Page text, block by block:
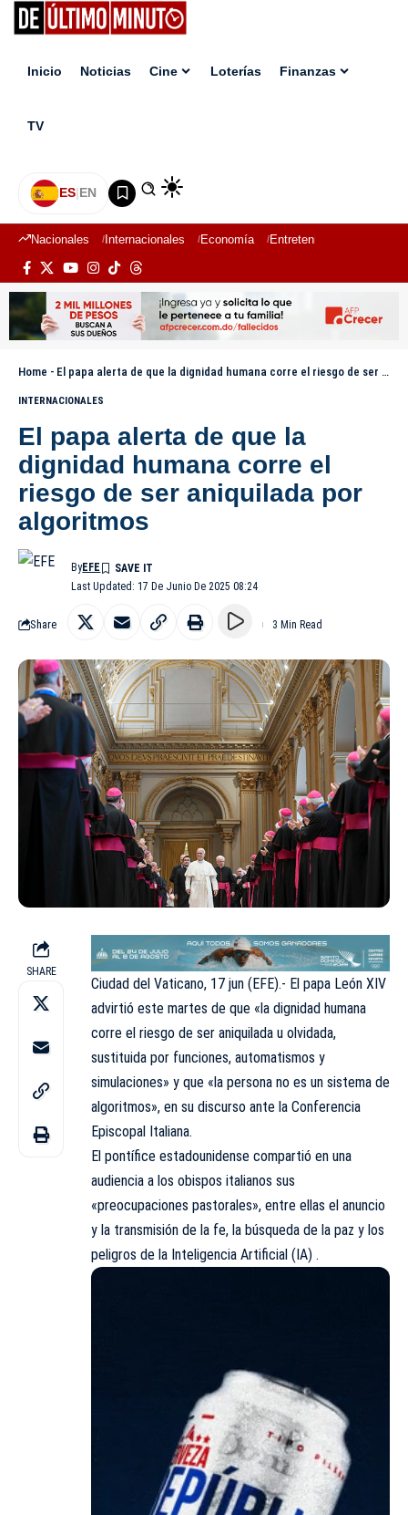
Inicio Noticias Cine Loterías Finanzas
TV
ES|EN
Nacionales Internacionales Economía Entretenimiento
Home - El papa alerta de que la dignidad humana corre el riesgo de ser aniquilada por algoritmos
INTERNACIONALES
El papa alerta de que la
dignidad humana corre el
riesgo de ser aniquilada por
algoritmos
Last Updated: 17 De Junio De 2025 08:24
ByEFE
Share 3 Min Read
SHARE
Ciudad del Vaticano, 17 jun (EFE).- El papa León XIV
advirtió este martes de que «la dignidad humana
corre el riesgo de ser aniquilada u olvidada,
sustituida por funciones, automatismos y
simulaciones» y que «la persona no es un sistema de
algoritmos», en su discurso ante la Conferencia
Episcopal Italiana.
El pontífice estadounidense compartió en una
audiencia a los obispos italianos sus
«preocupaciones pastorales», entre ellas el anuncio
y la transmisión de la fe, la búsqueda de la paz y los
peligros de la Inteligencia Artificial (IA) .